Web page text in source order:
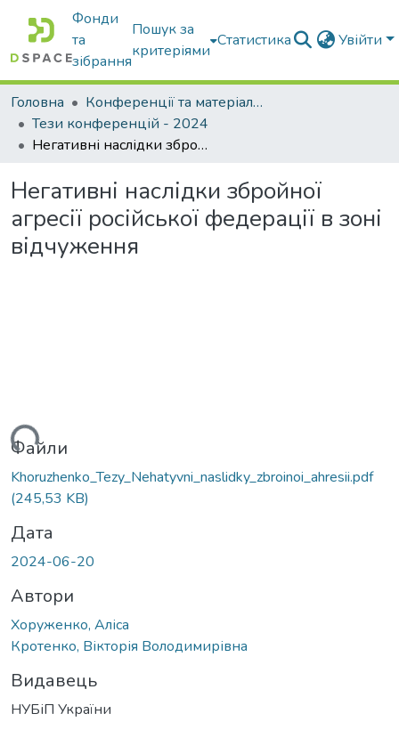
Фонди
та
зібрання
Пошук за
критеріями
Статистика Увійти
Головна
Конференції та матеріали конференцій
Тези конференцій - 2024
Негативні наслідки збройної агресії російської федерації в зоні відчуження
Негативні наслідки збройної
агресії російської федерації в зоні
відчуження
Файли
Khoruzhenko_Tezy_Nehatyvni_naslidky_zbroinoi_ahresii.pdf
(245,53 KB)
Дата
2024-06-20
Автори
Хоруженко, Аліса
Кротенко, Вікторія Володимирівна
Видавець
НУБіП України